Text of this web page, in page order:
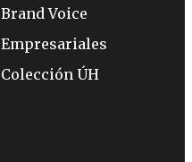
Brand Voice
Empresariales
Colección ÚH